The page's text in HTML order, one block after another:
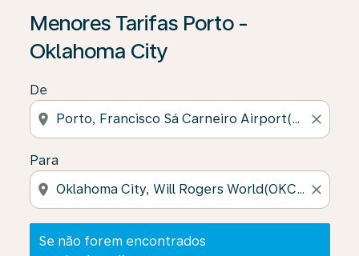
Menores Tarifas Porto -
Oklahoma City
De
location_on close
Para
location_on close
Se não forem encontrados
Se não forem encontrados resultados, clique em